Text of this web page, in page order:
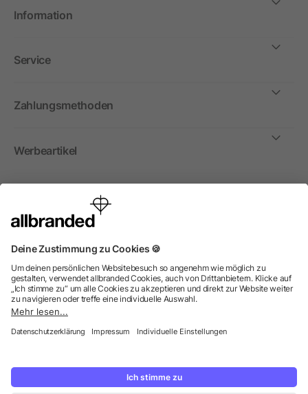
Information
Service
Zahlungsmethoden
Werbeartikel
International
Wir verkaufen Werbeartikel, Werbemittel und
Vereine. Alle Preise zzgl. MwSt.